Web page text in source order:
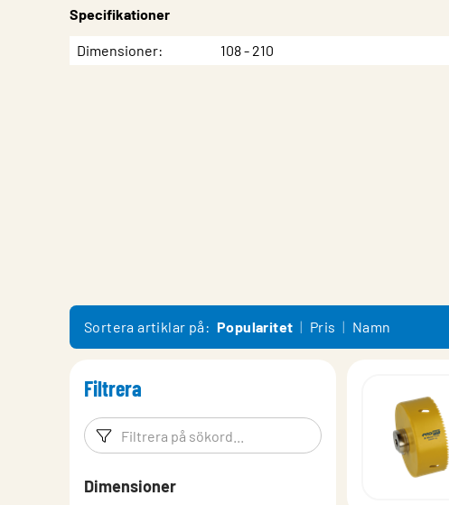
Specifikationer
EgenskapVärde
Dimensioner 108 - 210
Sortera artiklar på: Popularitet Pris Namn
Filtrera
Filtreringsord Filtrera produkter
Dimensioner